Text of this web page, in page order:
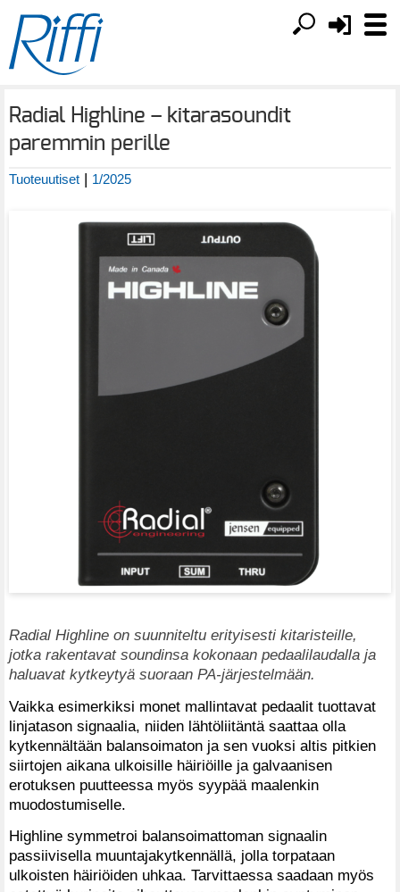
Radial Highline – kitarasoundit
paremmin perille
Tuoteuutiset | 1/2025
Radial Highline on suunniteltu erityisesti kitaristeille,
jotka rakentavat soundinsa kokonaan pedaalilaudalla ja
haluavat kytkeytyä suoraan PA-järjestelmään.
Vaikka esimerkiksi monet mallintavat pedaalit tuottavat
linjatason signaalia, niiden lähtöliitäntä saattaa olla
kytkennältään balansoimaton ja sen vuoksi altis pitkien
siirtojen aikana ulkoisille häiriöille ja galvaanisen
erotuksen puutteessa myös syypää maalenkin
muodostumiselle.
Highline symmetroi balansoimattoman signaalin
passiivisella muuntajakytkennällä, jolla torpataan
ulkoisten häiriöiden uhkaa. Tarvittaessa saadaan myös